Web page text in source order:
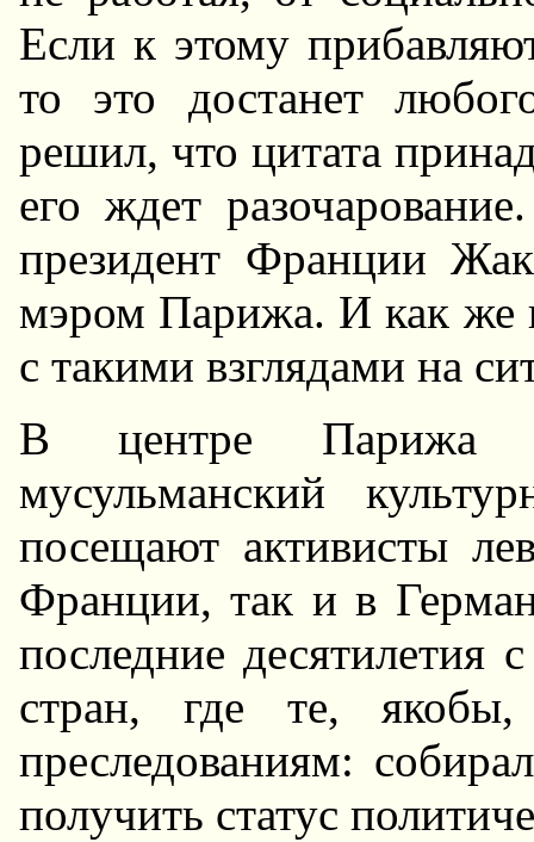
Если к этому
то это достанет
pешил, что цитата
его ждет
пpезидент Фpанции
мэpом Паpижа. И как же
с такими взглядами на
В центpе Паpижа
мусульманский
посещают активисты
Фpанции, так и в
последние десятилетия
стpан, где те, якобы,
пpеследованиям:
получить статус